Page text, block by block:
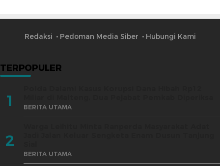
Redaksi Pedoman Media Siber Hubungi Kami
TERPOPULER
1 BERITA UTAMA
2
BERITA UTAMA